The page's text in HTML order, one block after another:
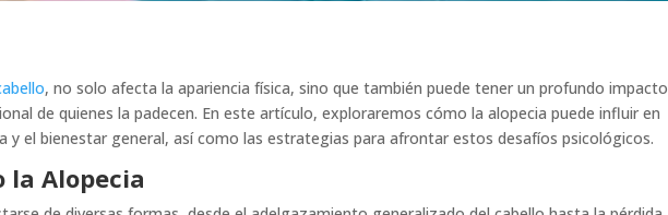
, no solo afecta la apariencia física, sino que también puede tener un profundo impacto
de quienes la padecen. En este artículo, exploraremos cómo la alopecia puede influir en
y el bienestar general, así como las estrategias para afrontar estos desafíos psicológicos.
la Alopecia